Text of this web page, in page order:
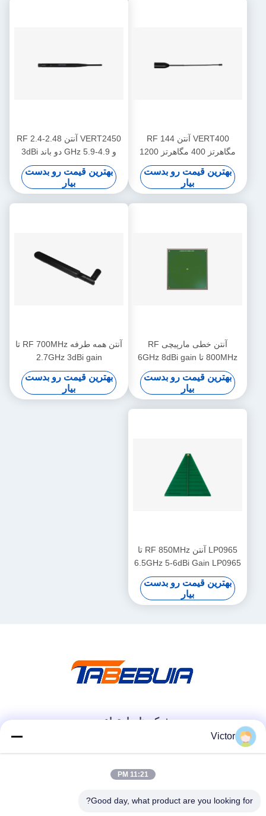
VERT400 آنتن RF 144
مگاهرتز 400 مگاهرتز 1200
مگاهرتز Triband آنتن عمودی
همه جهت
بهترین قیمت رو بدست
بیار
VERT2450 آنتن RF 2.4-2.48
و 4.9-5.9 GHz دو باند 3dBi
gain آنتن عمودی همه جهت
بهترین قیمت رو بدست
بیار
آنتن خطی مارپیچی RF
800MHz تا 6GHz 8dBi gain
بهترین قیمت رو بدست
بیار
آنتن همه طرفه RF 700MHz تا
2.7GHz 3dBi gain
بهترین قیمت رو بدست
بیار
LP0965 آنتن RF 850MHz تا
6.5GHz 5-6dBi Gain LP0965
Log Periodic PCB Directional
Antenna
بهترین قیمت رو بدست
بیار
شبکه های اجتماعی
تماس سریع
تلفن
Victor
11:21 PM
Good day, what product are you looking for?